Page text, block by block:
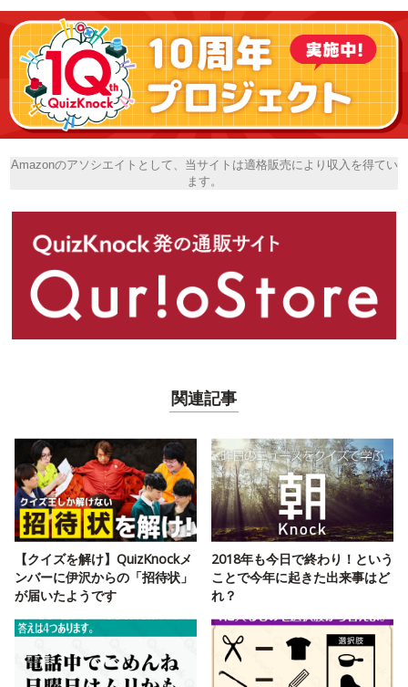
Amazonのアソシエイトとして、当サイトは適格販売により収入を得てい
ます。
関連記事
【クイズを解け】QuizKnockメ
ンバーに伊沢からの「招待状」
が届いたようです
2018年も今日で終わり！という
ことで今年に起きた出来事はど
れ？